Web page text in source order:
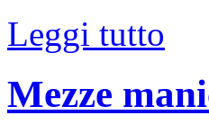
Leggi tutto
Mezze